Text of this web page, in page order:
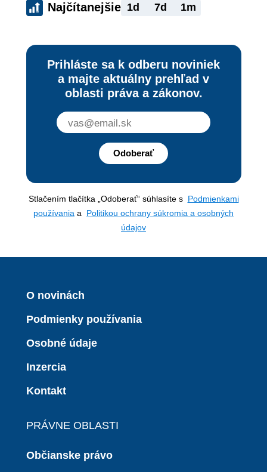
Najčítanejšie 1d 7d 1m
Prihláste sa k odberu noviniek
a majte aktuálny prehľad v
oblasti práva a zákonov.
Odoberať
Stlačením tlačítka „Odoberať“ súhlasíte s Podmienkami
používania a Politikou ochrany súkromia a osobných
údajov
O novinách
Podmienky používania
Osobné údaje
Inzercia
Kontakt
PRÁVNE OBLASTI
Občianske právo